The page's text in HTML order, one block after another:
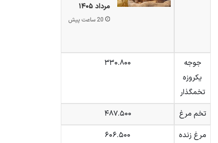
مرداد ۱۴۰۵
20 ساعت پیش
جوجه
یکروزه
تخمگذار
۳۳۰.۸۰۰
تخم مرغ
۴۸۷.۵۰۰
مرغ زنده
۶۰۶.۵۰۰